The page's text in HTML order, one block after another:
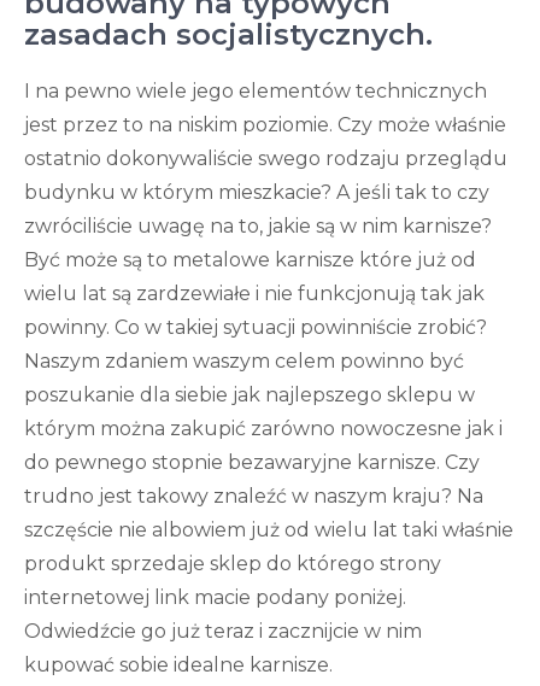
zasadach socjalistycznych.
I na pewno wiele jego elementów technicznych
jest przez to na niskim poziomie. Czy może właśnie
ostatnio dokonywaliście swego rodzaju przeglądu
budynku w którym mieszkacie? A jeśli tak to czy
zwróciliście uwagę na to, jakie są w nim karnisze?
Być może są to metalowe karnisze które już od
wielu lat są zardzewiałe i nie funkcjonują tak jak
powinny. Co w takiej sytuacji powinniście zrobić?
Naszym zdaniem waszym celem powinno być
poszukanie dla siebie jak najlepszego sklepu w
którym można zakupić zarówno nowoczesne jak i
do pewnego stopnie bezawaryjne karnisze. Czy
trudno jest takowy znaleźć w naszym kraju? Na
szczęście nie albowiem już od wielu lat taki właśnie
produkt sprzedaje sklep do którego strony
internetowej link macie podany poniżej.
Odwiedźcie go już teraz i zacznijcie w nim
kupować sobie idealne karnisze.